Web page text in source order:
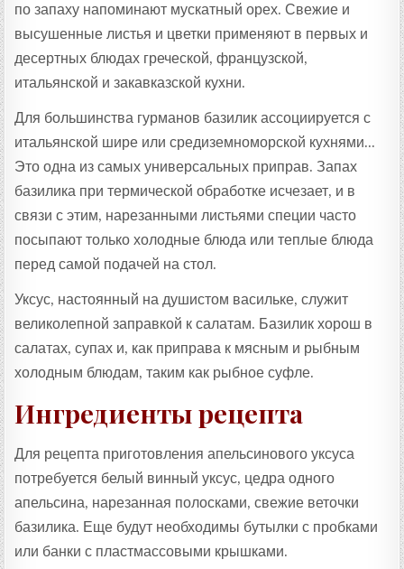
по запаху напоминают мускатный орех. Свежие и
высушенные листья и цветки применяют в первых и
десертных блюдах греческой, французской,
итальянской и закавказской кухни.
Для большинства гурманов базилик ассоциируется с
итальянской шире или средиземноморской кухнями…
Это одна из самых универсальных приправ. Запах
базилика при термической обработке исчезает, и в
связи с этим, нарезанными листьями специи часто
посыпают только холодные блюда или теплые блюда
перед самой подачей на стол.
Уксус, настоянный на душистом васильке, служит
великолепной заправкой к салатам. Базилик хорош в
салатах, супах и, как приправа к мясным и рыбным
холодным блюдам, таким как рыбное суфле.
Ингредиенты рецепта
Для рецепта приготовления апельсинового уксуса
потребуется белый винный уксус, цедра одного
апельсина, нарезанная полосками, свежие веточки
базилика. Еще будут необходимы бутылки с пробками
или банки с пластмассовыми крышками.